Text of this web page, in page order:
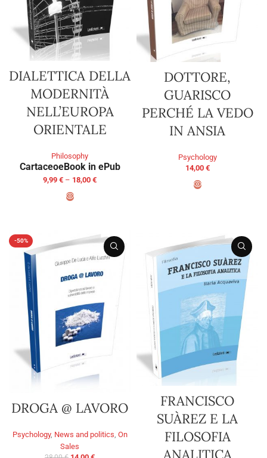
DIALETTICA DELLA
MODERNITÀ
NELL’EUROPA
ORIENTALE
Philosophy
CartaceoeBook in ePub
9,99 € – 18,00 €
DOTTORE,
GUARISCO
PERCHÉ LA VEDO
IN ANSIA
Psychology
14,00 €
-50%
DROGA @ LAVORO
Psychology, News and politics On
Sales
FRANCISCO
SUÀREZ E LA
FILOSOFIA
ANALITICA